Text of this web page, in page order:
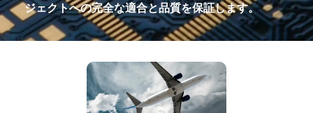
ジェクトへの完全な適合と品質を保証します。